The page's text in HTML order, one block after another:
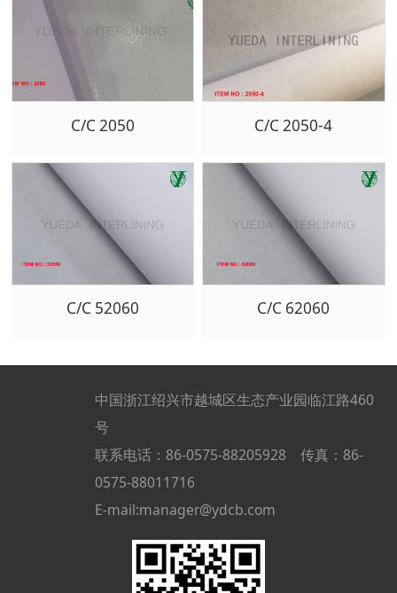
C/C 2050 C/C 2050-4
C/C 52060 C/C 62060
中国浙江绍兴市越城区生态产业园临江路460
号
联系电话：86-0575-88205928 传真：86-
0575-88011716
E-mail:manager@ydcb.com